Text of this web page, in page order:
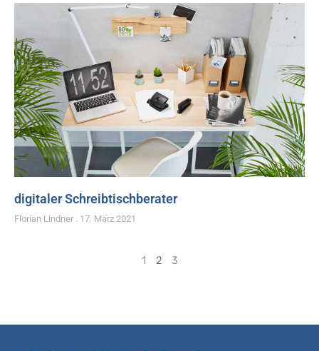
digitaler Schreibtischberater
Florian Lindner 17. März 2021
1 2 3